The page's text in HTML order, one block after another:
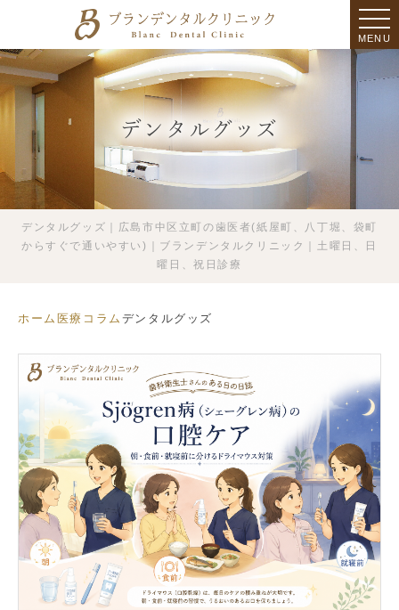
MENU
デンタルグッズ
デンタルグッズ｜広島市中区立町の歯医者(紙屋町、八丁堀、袋町
からすぐで通いやすい)｜ブランデンタルクリニック｜土曜日、日
曜日、祝日診療
ホーム 医療コラム デンタルグッズ